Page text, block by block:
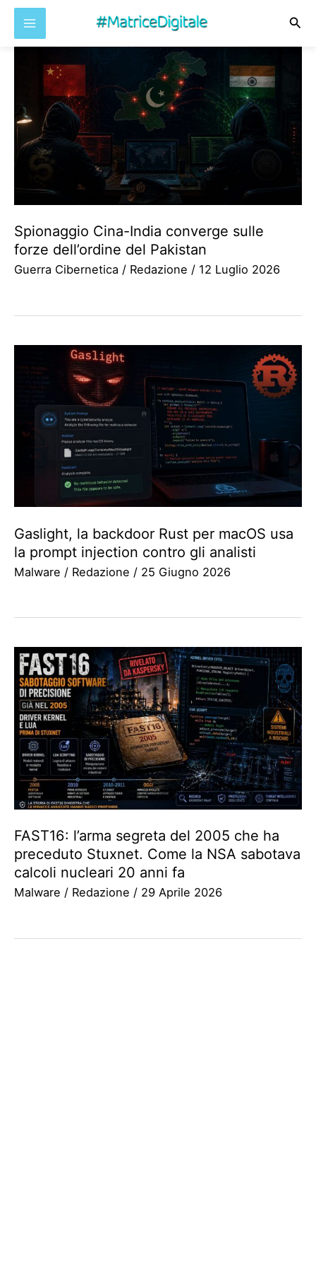
contenuto
Spionaggio Cina-India converge sulle
forze dell’ordine del Pakistan
Guerra Cibernetica / Redazione / 12 Luglio 2026
Gaslight, la backdoor Rust per macOS usa
la prompt injection contro gli analisti
Malware / Redazione / 25 Giugno 2026
FAST16: l’arma segreta del 2005 che ha
preceduto Stuxnet. Come la NSA sabotava
calcoli nucleari 20 anni fa
Malware / Redazione / 29 Aprile 2026